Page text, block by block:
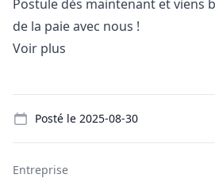
Postule dès maintenant et viens
de la paie avec nous !
Voir plus
Posté le 2025-08-30
Entreprise